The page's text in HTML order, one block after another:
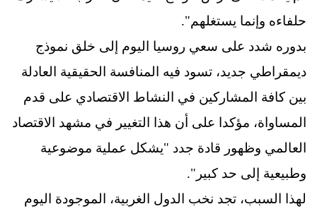
حلفاءه وإنما يستغلهم".
بدوره شدد على سعي روسيا اليوم إلى خلق نموذج
ديمقراطي جديد، تسود فيه المنافسة الحقيقية العادلة
بين كافة المشاركين في النشاط الاقتصادي على قدم
المساواة، مؤكدا على أن هذا التغيير في مشهد الاقتصاد
العالمي وظهور قادة جدد "يشكل عملية موضوعية
وطبيعية إلى حد كبير".
لهذا السبب، تجد نخب الدول الغربية، الموجودة اليوم